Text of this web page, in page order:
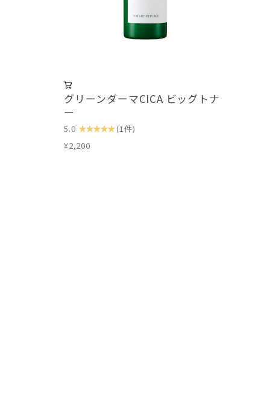
グリーンダーマCICA ビッグトナ
ー
5.0 ★★★★★(1件)
¥2,200